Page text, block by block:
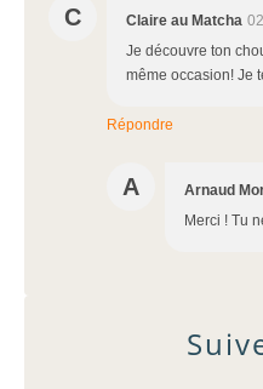
C Claire au Matcha
Je découvre ton
même occasion! Je
Répondre
A Arnaud
Merci ! Tu